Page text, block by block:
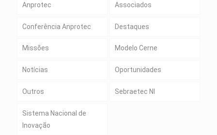
Anprotec Associados
Conferência Anprotec Destaques
Missões Modelo Cerne
Notícias Oportunidades
Outros Sebraetec NI
Sistema Nacional de
Inovação